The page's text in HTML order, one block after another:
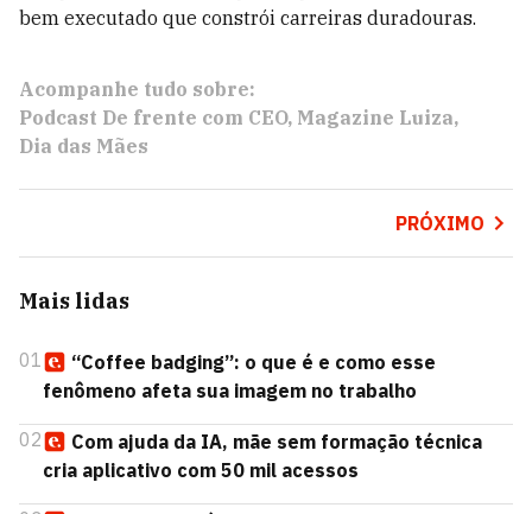
bem executado que constrói carreiras duradouras.
Acompanhe tudo sobre:
Podcast De frente com CEO Magazine Luiza
Dia das Mães
PRÓXIMO
Mais lidas
01
“Coffee badging”: o que é e como esse
fenômeno afeta sua imagem no trabalho
02
Com ajuda da IA, mãe sem formação técnica
cria aplicativo com 50 mil acessos